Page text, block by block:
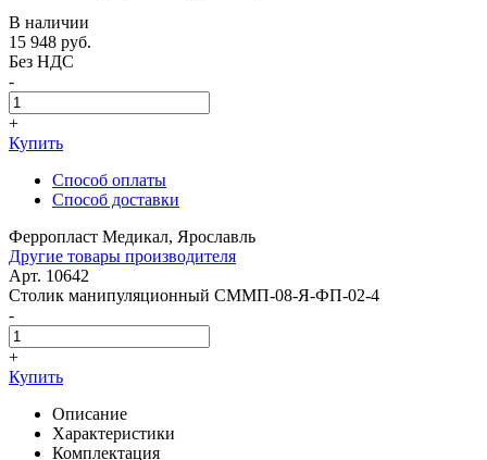
В наличии
15 948 руб.
Без НДС
-
+
Купить
Способ оплаты
Способ доставки
Ферропласт Медикал, Ярославль
Другие товары производителя
Арт. 10642
Столик манипуляционный СММП-08-Я-ФП-02-4
-
+
Купить
Описание
Характеристики
Комплектация